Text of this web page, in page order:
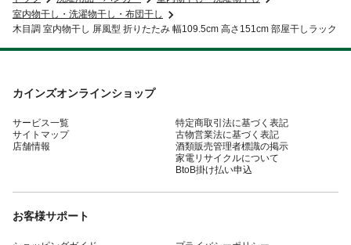
室内物干し・洗濯物干し・布団干し
木目調 室内物干し 屏風型 折りたたみ 幅109.5cm 高さ151cm 部屋干しラック
カインズオンラインショップ
サービス一覧
サイトマップ
店舗情報
特定商取引法に基づく表記
古物営業法に基づく表記
酒類販売管理者標識の掲示
家電リサイクルについて
BtoB掛け払い申込
お客様サポート